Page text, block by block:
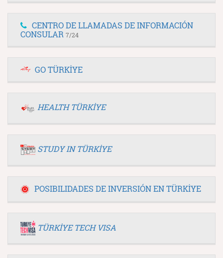
CENTRO DE LLAMADAS DE INFORMACIÓN
CONSULAR 7/24
GO TÜRKİYE
HEALTH TÜRKİYE
STUDY IN TÜRKİYE
POSIBILIDADES DE INVERSIÓN EN TÜRKİYE
TÜRKİYE TECH VISA